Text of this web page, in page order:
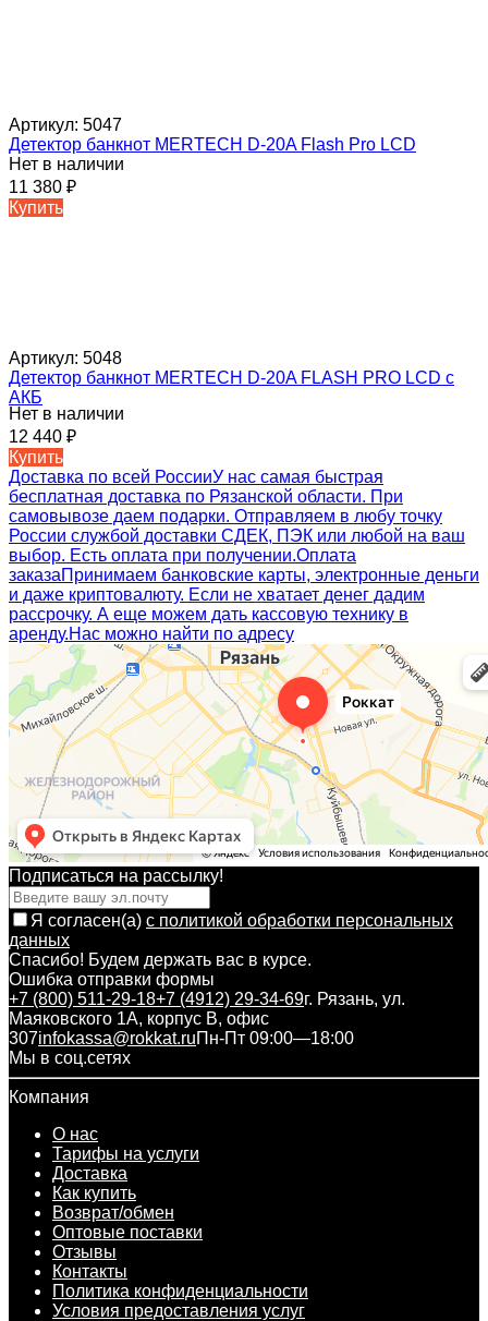
Артикул: 5047
Детектор банкнот MERTECH D-20A Flash Pro LCD
Нет в наличии
11 380 ₽
Купить
Артикул: 5048
Детектор банкнот MERTECH D-20A FLASH PRO LСD с
АКБ
Нет в наличии
12 440 ₽
Купить
Доставка по всей РоссииУ нас самая быстрая
бесплатная доставка по Рязанской области. При
самовывозе даем подарки. Отправляем в любу точку
России службой доставки СДЕК, ПЭК или любой на ваш
выбор. Есть оплата при получении.Оплата
заказаПринимаем банковские карты, электронные деньги
и даже криптовалюту. Если не хватает денег дадим
рассрочку. А еще можем дать кассовую технику в
аренду.Нас можно найти по адресу
Подписаться на рассылкy!
Я согласен(a) с политикой обработки персональных
данных
Спасибо! Будем держать вас в курсе.
Ошибка отправки формы
+7 (800) 511-29-18+7 (4912) 29-34-69г. Рязань, ул.
Маяковского 1А, корпус B, офис
307infokassa@rokkat.ruПн-Пт 09:00—18:00
Мы в соц.сетях
Компания
О нас
Тарифы на услуги
Доставка
Как купить
Возврат/обмен
Оптовые поставки
Отзывы
Контакты
Политика конфиденциальности
Условия предоставления услуг